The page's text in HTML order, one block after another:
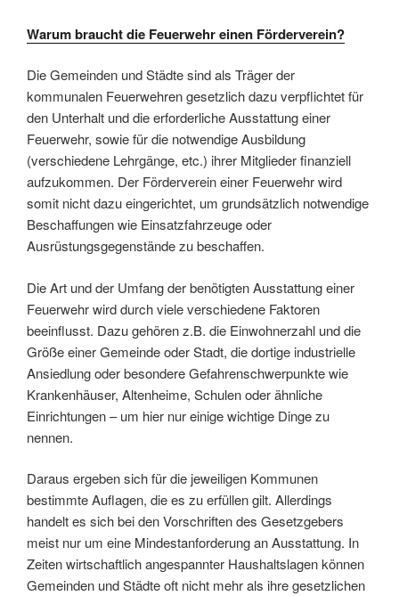
Warum braucht die Feuerwehr einen Förderverein?
Die Gemeinden und Städte sind als Träger der
kommunalen Feuerwehren gesetzlich dazu verpflichtet für
den Unterhalt und die erforderliche Ausstattung einer
Feuerwehr, sowie für die notwendige Ausbildung
(verschiedene Lehrgänge, etc.) ihrer Mitglieder finanziell
aufzukommen. Der Förderverein einer Feuerwehr wird
somit nicht dazu eingerichtet, um grundsätzlich notwendige
Beschaffungen wie Einsatzfahrzeuge oder
Ausrüstungsgegenstände zu beschaffen.
Die Art und der Umfang der benötigten Ausstattung einer
Feuerwehr wird durch viele verschiedene Faktoren
beeinflusst. Dazu gehören z.B. die Einwohnerzahl und die
Größe einer Gemeinde oder Stadt, die dortige industrielle
Ansiedlung oder besondere Gefahrenschwerpunkte wie
Krankenhäuser, Altenheime, Schulen oder ähnliche
Einrichtungen – um hier nur einige wichtige Dinge zu
nennen.
Daraus ergeben sich für die jeweiligen Kommunen
bestimmte Auflagen, die es zu erfüllen gilt. Allerdings
handelt es sich bei den Vorschriften des Gesetzgebers
meist nur um eine Mindestanforderung an Ausstattung. In
Zeiten wirtschaftlich angespannter Haushaltslagen können
Gemeinden und Städte oft nicht mehr als ihre gesetzlichen